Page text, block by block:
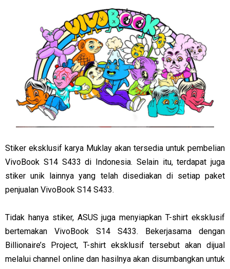
Stiker eksklusif karya Muklay akan tersedia untuk pembelian
VivoBook S14 S433 di Indonesia. Selain itu, terdapat juga
stiker unik lainnya yang telah disediakan di setiap paket
penjualan VivoBook S14 S433.
Tidak hanya stiker, ASUS juga menyiapkan T-shirt eksklusif
bertemakan VivoBook S14 S433. Bekerjasama dengan
Billionaire’s Project, T-shirt eksklusif tersebut akan dijual
melalui channel online dan hasilnya akan disumbangkan untuk